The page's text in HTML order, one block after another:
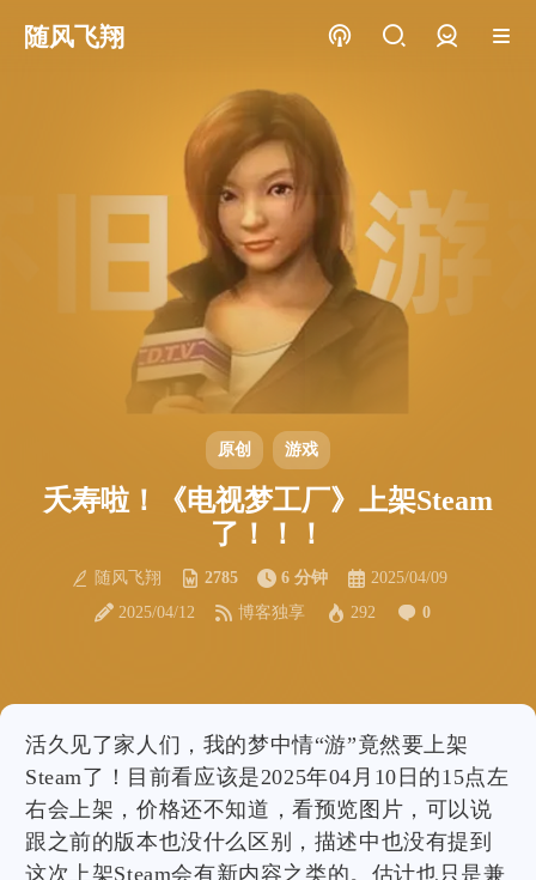
随风飞翔
原创 游戏
夭寿啦！《电视梦工厂》上架Steam
了！！！
随风飞翔 2785 6 分钟
2025/04/09
2025/04/12
博客独享 292 0
活久见了家人们，我的梦中情“游”竟然要上架
Steam了！目前看应该是2025年04月10日的15点左
右会上架，价格还不知道，看预览图片，可以说
跟之前的版本也没什么区别，描述中也没有提到
这次上架Steam会有新内容之类的。估计也只是兼